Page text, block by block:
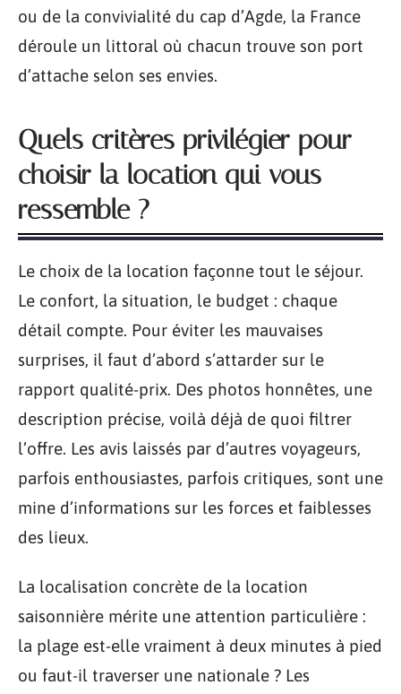
ou de la convivialité du cap d’Agde, la France
déroule un littoral où chacun trouve son port
d’attache selon ses envies.
Quels critères privilégier pour
choisir la location qui vous
ressemble ?
Le choix de la location façonne tout le séjour.
Le confort, la situation, le budget : chaque
détail compte. Pour éviter les mauvaises
surprises, il faut d’abord s’attarder sur le
rapport qualité-prix. Des photos honnêtes, une
description précise, voilà déjà de quoi filtrer
l’offre. Les avis laissés par d’autres voyageurs,
parfois enthousiastes, parfois critiques, sont une
mine d’informations sur les forces et faiblesses
des lieux.
La localisation concrète de la location
saisonnière mérite une attention particulière :
la plage est-elle vraiment à deux minutes à pied
ou faut-il traverser une nationale ? Les